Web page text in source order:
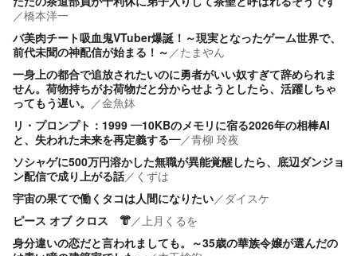
／橋本洋一
バ美肉チート吸血鬼VTuber爆誕！～現実となったゲーム世界で、
前代未聞の神配信が始まる！～ ／たまやん
一身上の都合で追放されたいのに勇者がいい奴すぎて辞められま
せん。荷物持ちがお荷物だと分からせようとしたら、活躍しちゃ
ってもう遅い。 ／金魚鉢
リ・プロンプト：1999 —10KBのメモリに宿る2026年の相棒AI
と、失われた未来を再定義する—／青柳 玲夜
ソシャゲに500万円溶かした無職が異能覚醒したら、底辺ダンジョ
ン配信で成り上がる話／ くずは
宇宙の果てで働くタコは人間になりたい／ ダイスケ
ピース オブ クロス 👘／上月くるを
身分違いの恋だと言われましても。～35歳の華族令嬢が選んだの